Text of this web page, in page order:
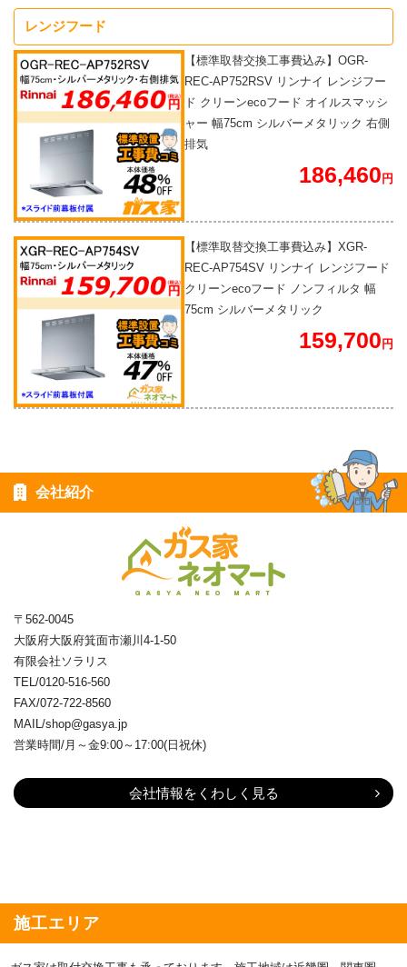
レンジフード
【標準取替交換工事費込み】OGR-
REC-AP752RSV リンナイ レンジフー
ド クリーンecoフード オイルスマッシ
ャー 幅75cm シルバーメタリック 右側
排気
186,460円
【標準取替交換工事費込み】XGR-
REC-AP754SV リンナイ レンジフード
クリーンecoフード ノンフィルタ 幅
75cm シルバーメタリック
159,700円
会社紹介
〒562-0045
大阪府大阪府箕面市瀬川4-1-50
有限会社ソラリス
TEL/0120-516-560
FAX/072-722-8560
MAIL/shop@gasya.jp
営業時間/月～金9:00～17:00(日祝休)
会社情報をくわしく見る
施工エリア